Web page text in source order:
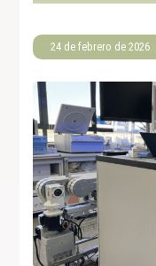
24 de febrero de 2026